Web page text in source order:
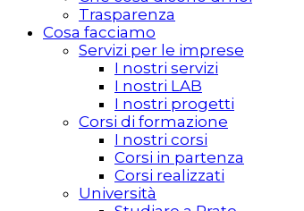
Trasparenza
Cosa facciamo
Servizi per le imprese
I nostri servizi
I nostri LAB
I nostri progetti
Corsi di formazione
I nostri corsi
Corsi in partenza
Corsi realizzati
Università